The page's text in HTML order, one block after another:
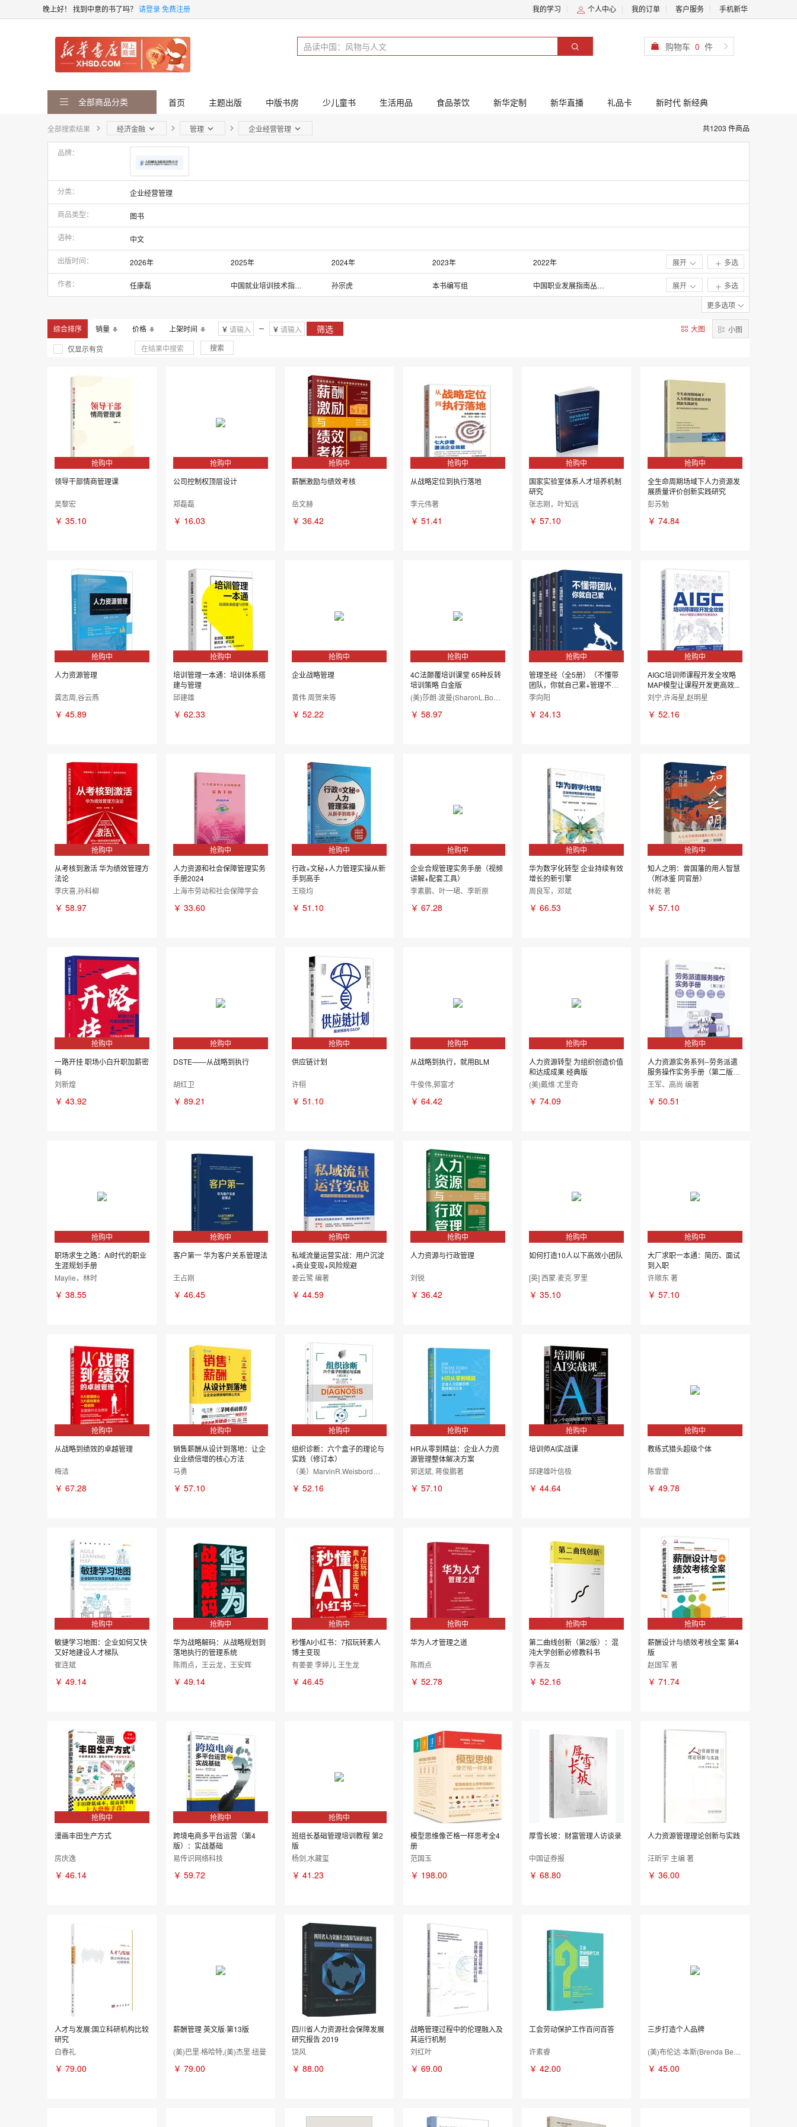
晚上好！ 找到中意的书了吗？ 请登录免费注册 我的学习 个人中心 我的订单 客户服务 手机新华
购物车 0 件
全部商品分类 首页 主题出版 中版书房 少儿童书 生活用品 食品茶饮 新华定制 新华直播 礼品卡 新时代 新经典
共1203 件商品
全部搜索结果 经济金融 管理 企业经营管理
品牌
分类 企业经营管理
商品类型 图书
语种 中文
出版时间 2026年 2025年 2024年 2023年
2022年
2016年
2015年 2014年 2013年
2012年
展开 多选
作者 任康磊 中国就业培训技术指导中心 孙宗虎 本书编写组
中国职业发展指南丛书编委会
宋志平
张颖 德斯勒
展开
多选
更多选项
综合排序 销量 价格 上架时间 ￥ ￥ 筛选 大图
小图
仅显示有货
搜索
抢购中
领导干部情商管理课
吴黎宏
￥ 35.10
抢购中
公司控制权顶层设计
郑磊磊
￥ 16.03
抢购中
薪酬激励与绩效考核
岳文赫
￥ 36.42
抢购中
从战略定位到执行落地
李元伟著
￥ 51.41
抢购中
国家实验室体系人才培养机制
研究
张志刚，叶知远
￥ 57.10
抢购中
全生命周期场域下人力资源发
展质量评价创新实践研究
彭苏勉
￥ 74.84
抢购中
人力资源管理
龚志周,谷云燕
￥ 45.89
抢购中
培训管理一本通：培训体系搭
建与管理
邱建雄
￥ 62.33
抢购中
企业战略管理
黄伟 周贺来等
￥ 52.22
抢购中
4C法颠覆培训课堂 65种反转
培训策略 白金版
￥ 58.97
抢购中
管理圣经（全5册）（不懂带
团队，你就自己累+管理不
狠，团...
李向阳
￥ 24.13
抢购中
AIGC培训师课程开发全攻略
MAP模型让课程开发更高效...
刘宁,许海星,赵明星
￥ 52.16
抢购中
从考核到激活 华为绩效管理方
法论
李庆喜,孙科柳
￥ 58.97
抢购中
人力资源和社会保障管理实务
手册2024
上海市劳动和社会保障学会
￥ 33.60
抢购中
行政+文秘+人力管理实操从新
手到高手
王晓均
￥ 51.10
抢购中
企业合规管理实务手册（视频
讲解+配套工具）
李素鹏、叶一珺、李昕原
￥ 67.28
抢购中
华为数字化转型 企业持续有效
增长的新引擎
周良军，邓斌
￥ 66.53
抢购中
知人之明：曾国藩的用人智慧
（附冰鉴 同官册）
林乾 著
￥ 57.10
抢购中
一路开挂 职场小白升职加薪密
码
刘新煌
￥ 43.92
抢购中
DSTE――从战略到执行
胡红卫
￥ 89.21
抢购中
供应链计划
许栩
￥ 51.10
抢购中
从战略到执行，就用BLM
牛俊伟,郭富才
￥ 64.42
抢购中
人力资源转型 为组织创造价值
和达成成果 经典版
(美)戴维·尤里奇
￥ 74.09
抢购中
人力资源实务系列--劳务派遣
服务操作实务手册（第二版）
...
王军、高尚 编著
￥ 50.51
抢购中
职场求生之路：AI时代的职业
生涯规划手册
Maylie，林时
￥ 38.55
抢购中
客户第一 华为客户关系管理法
王占刚
￥ 46.45
抢购中
私域流量运营实战：用户沉淀
+商业变现+风险规避
姜云鹭 编著
￥ 44.59
抢购中
人力资源与行政管理
刘锐
￥ 36.42
抢购中
如何打造10人以下高效小团队
[英] 西蒙·麦克·罗里
￥ 35.10
抢购中
大厂求职一本通：简历、面试
到入职
许顺东 著
￥ 57.10
抢购中
从战略到绩效的卓越管理
梅洁
￥ 67.28
抢购中
销售薪酬从设计到落地：让企
业业绩倍增的核心方法
马勇
￥ 57.10
抢购中
组织诊断：六个盒子的理论与
实践（修订本）
￥ 52.16
抢购中
HR从零到精益：企业人力资
源管理整体解决方案
郭送斌, 蒋俊鹏著
￥ 57.10
抢购中
培训师AI实战课
邱建雄叶信极
￥ 44.64
抢购中
教练式猎头超级个体
陈霏霏
￥ 49.78
抢购中
敏捷学习地图：企业如何又快
又好地建设人才梯队
崔连斌
￥ 49.14
抢购中
华为战略解码：从战略规划到
落地执行的管理系统
陈雨点，王云龙，王安辉
￥ 49.14
抢购中
秒懂AI小红书：7招玩转素人
博主变现
有姜姜 李婷儿 王生龙
￥ 46.45
抢购中
华为人才管理之道
陈雨点
￥ 52.78
抢购中
第二曲线创新（第2版）：混
沌大学创新必修教科书
李善友
￥ 52.16
抢购中
薪酬设计与绩效考核全案 第4
版
赵国军 著
￥ 71.74
抢购中
漫画丰田生产方式
房庆逸
￥ 46.14
抢购中
跨境电商多平台运营（第4
版）：实战基础
易传识网络科技
￥ 59.72
抢购中
班组长基础管理培训教程 第2
版
杨剑,水藏玺
￥ 41.23
模型思维像芒格一样思考全4
册
范国玉
￥ 198.00
厚雪长坡：财富管理人访谈录
中国证券报
￥ 68.80
人力资源管理理论创新与实践
汪昕宇 主编 著
￥ 36.00
人才与发展:国立科研机构比较
研究
白春礼
￥ 79.00
薪酬管理 英文版·第13版
(美)巴里·格哈特,(美)杰里·纽曼
￥ 79.00
四川省人力资源社会保障发展
研究报告 2019
饶风
￥ 88.00
战略管理过程中的伦理融入及
其运行机制
刘红叶
￥ 69.00
工会劳动保护工作百问百答
许素睿
￥ 42.00
三步打造个人品牌
￥ 45.00